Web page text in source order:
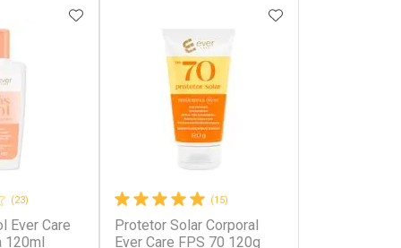
Ativar Desconto
(23)
Ever Care
120ml
ADICIONAR AOS FAVORITOS
(15)
Protetor Solar Corporal
Ever Care FPS 70 120g
ADICIONAR AOS